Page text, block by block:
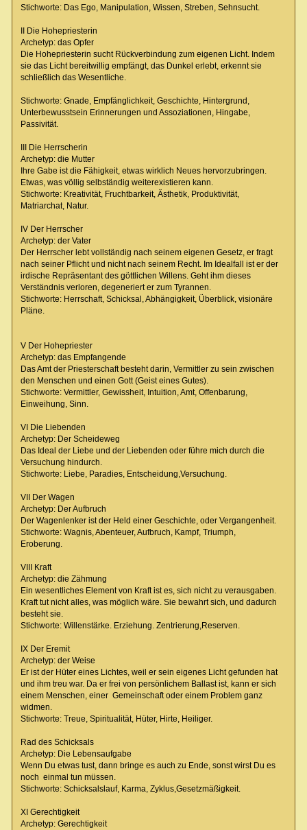
Stichworte: Das Ego, Manipulation, Wissen, Streben, Sehnsucht.
II Die Hohepriesterin
Archetyp: das Opfer
Die Hohepriesterin sucht Rückverbindung zum eigenen Licht. Indem
sie das Licht bereitwillig empfängt, das Dunkel erlebt, erkennt sie
schließlich das Wesentliche.
Stichworte: Gnade, Empfänglichkeit, Geschichte, Hintergrund,
Unterbewusstsein Erinnerungen und Assoziationen, Hingabe,
Passivität.
III Die Herrscherin
Archetyp: die Mutter
Ihre Gabe ist die Fähigkeit, etwas wirklich Neues hervorzubringen.
Etwas, was völlig selbständig weiterexistieren kann.
Stichworte: Kreativität, Fruchtbarkeit, Ästhetik, Produktivität,
Matriarchat, Natur.
IV Der Herrscher
Archetyp: der Vater
Der Herrscher lebt vollständig nach seinem eigenen Gesetz, er fragt
nach seiner Pflicht und nicht nach seinem Recht. Im Idealfall ist er der
irdische Repräsentant des göttlichen Willens. Geht ihm dieses
Verständnis verloren, degeneriert er zum Tyrannen.
Stichworte: Herrschaft, Schicksal, Abhängigkeit, Überblick, visionäre
Pläne.
V Der Hohepriester
Archetyp: das Empfangende
Das Amt der Priesterschaft besteht darin, Vermittler zu sein zwischen
den Menschen und einen Gott (Geist eines Gutes).
Stichworte: Vermittler, Gewissheit, Intuition, Amt, Offenbarung,
Einweihung, Sinn.
VI Die Liebenden
Archetyp: Der Scheideweg
Das Ideal der Liebe und der Liebenden oder führe mich durch die
Versuchung hindurch.
Stichworte: Liebe, Paradies, Entscheidung,Versuchung.
VII Der Wagen
Archetyp: Der Aufbruch
Der Wagenlenker ist der Held einer Geschichte, oder Vergangenheit.
Stichworte: Wagnis, Abenteuer, Aufbruch, Kampf, Triumph,
Eroberung.
VIII Kraft
Archetyp: die Zähmung
Ein wesentliches Element von Kraft ist es, sich nicht zu verausgaben.
Kraft tut nicht alles, was möglich wäre. Sie bewahrt sich, und dadurch
besteht sie.
Stichworte: Willenstärke. Erziehung. Zentrierung,Reserven.
IX Der Eremit
Archetyp: der Weise
Er ist der Hüter eines Lichtes, weil er sein eigenes Licht gefunden hat
und ihm treu war. Da er frei von persönlichem Ballast ist, kann er sich
einem Menschen, einer Gemeinschaft oder einem Problem ganz
widmen.
Stichworte: Treue, Spiritualität, Hüter, Hirte, Heiliger.
Rad des Schicksals
Archetyp: Die Lebensaufgabe
Wenn Du etwas tust, dann bringe es auch zu Ende, sonst wirst Du es
noch einmal tun müssen.
Stichworte: Schicksalslauf, Karma, Zyklus,Gesetzmäßigkeit.
XI Gerechtigkeit
Archetyp: Gerechtigkeit